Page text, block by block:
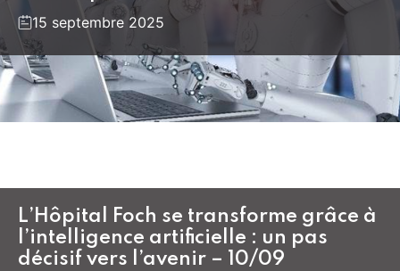
15 septembre 2025
L’Hôpital Foch se transforme grâce à
l’intelligence artificielle : un pas
décisif vers l’avenir – 10/09